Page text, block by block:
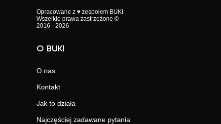
Opracowane z ♥ zespołem BUKI
Wszelkie prawa zastrzeżone ©
2016 - 2026
O BUKI
O nas
Kontakt
Jak to działa
Najczęściej zadawane pytania